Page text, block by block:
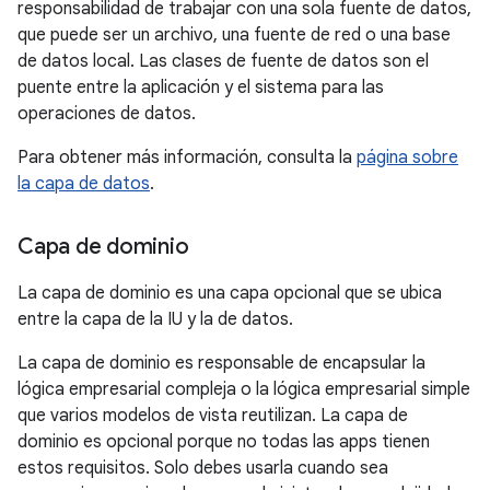
responsabilidad de trabajar con una sola fuente de datos,
que puede ser un archivo, una fuente de red o una base
de datos local. Las clases de fuente de datos son el
puente entre la aplicación y el sistema para las
operaciones de datos.
Para obtener más información, consulta la página sobre
la capa de datos.
Capa de dominio
La capa de dominio es una capa opcional que se ubica
entre la capa de la IU y la de datos.
La capa de dominio es responsable de encapsular la
lógica empresarial compleja o la lógica empresarial simple
que varios modelos de vista reutilizan. La capa de
dominio es opcional porque no todas las apps tienen
estos requisitos. Solo debes usarla cuando sea